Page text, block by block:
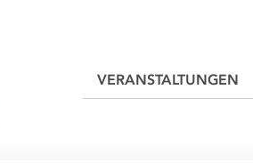
VERANSTALTUNGEN